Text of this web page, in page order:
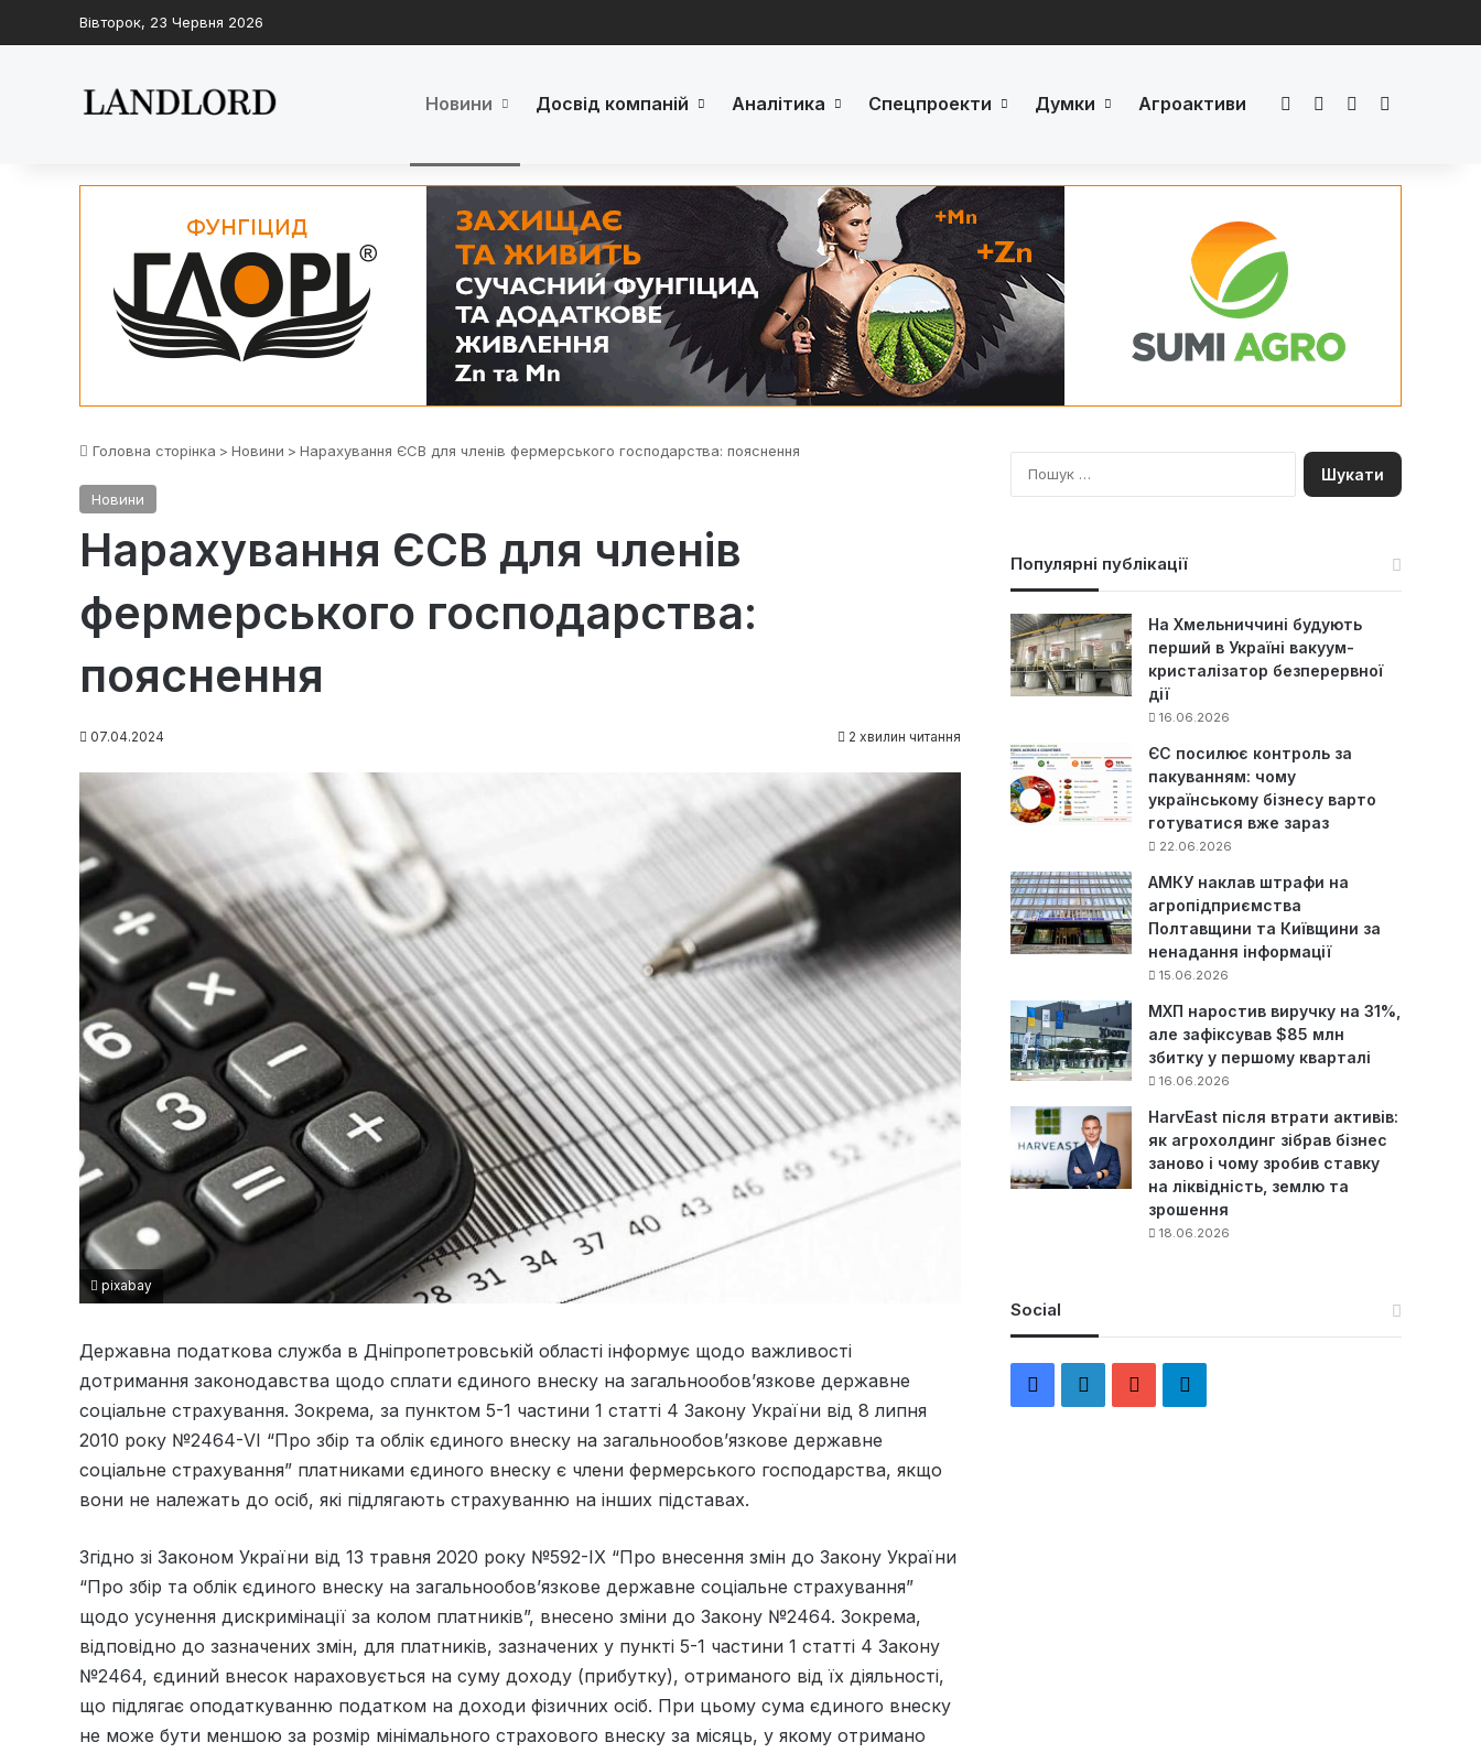
Вівторок, 23 Червня 2026
Новини Досвід компаній Аналітика Спецпроекти Думки Агроактиви FacebookLinkedInYouTube
Головна сторінка > Новини > Нарахування ЄСВ для членів фермерського господарства: пояснення
Новини
Нарахування ЄСВ для членів
фермерського господарства:
пояснення
07.04.2024 2 хвилин читання
pixabay
Державна податкова служба в Дніпропетровській області інформує щодо важливості
дотримання законодавства щодо сплати єдиного внеску на загальнообов’язкове державне
соціальне страхування. Зокрема, за пунктом 5-1 частини 1 статті 4 Закону України від 8 липня
2010 року №2464-VІ “Про збір та облік єдиного внеску на загальнообов’язкове державне
соціальне страхування” платниками єдиного внеску є члени фермерського господарства, якщо
вони не належать до осіб, які підлягають страхуванню на інших підставах.
Згідно зі Законом України від 13 травня 2020 року №592-IX “Про внесення змін до Закону України
“Про збір та облік єдиного внеску на загальнообов’язкове державне соціальне страхування”
щодо усунення дискримінації за колом платників”, внесено зміни до Закону №2464. Зокрема,
відповідно до зазначених змін, для платників, зазначених у пункті 5-1 частини 1 статті 4 Закону
№2464, єдиний внесок нараховується на суму доходу (прибутку), отриманого від їх діяльності,
що підлягає оподаткуванню податком на доходи фізичних осіб. При цьому сума єдиного внеску
не може бути меншою за розмір мінімального страхового внеску за місяць, у якому отримано
П
о
Популярні публікації
На Хмельниччині будують
перший в Україні вакуум-
кристалізатор безперервної
дії
16.06.2026
ЄС посилює контроль за
пакуванням: чому
українському бізнесу варто
готуватися вже зараз
22.06.2026
АМКУ наклав штрафи на
агропідприємства
Полтавщини та Київщини за
ненадання інформації
15.06.2026
МХП наростив виручку на 31%,
але зафіксував $85 млн
збитку у першому кварталі
16.06.2026
HarvEast після втрати активів:
як агрохолдинг зібрав бізнес
заново і чому зробив ставку
на ліквідність, землю та
зрошення
18.06.2026
Social